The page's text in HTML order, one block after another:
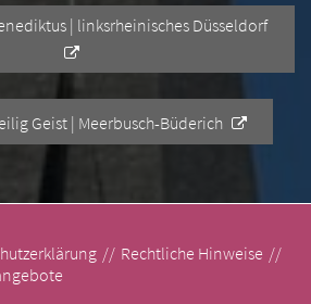
| linksrheinisches Düsseldorf
Geist | Meerbusch-Büderich
Rechtliche Hinweise